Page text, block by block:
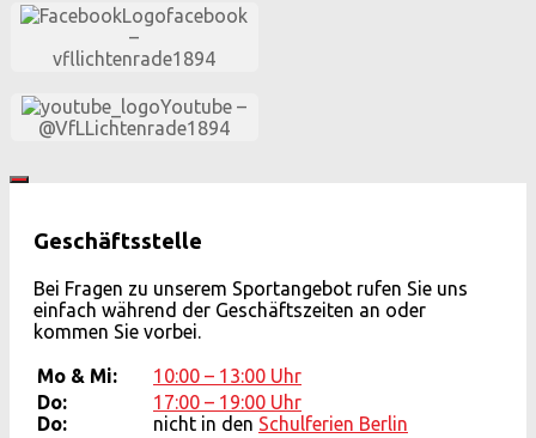
facebook
–
vfllichtenrade1894
Youtube –
@VfLLichtenrade1894
Geschäftsstelle
Bei Fragen zu unserem Sportangebot rufen Sie uns
einfach während der Geschäftszeiten an oder
kommen Sie vorbei.
Mo & Mi:
10:00 – 13:00 Uhr
Do:
Do:
17:00 – 19:00 Uhr
nicht in den Schulferien Berlin